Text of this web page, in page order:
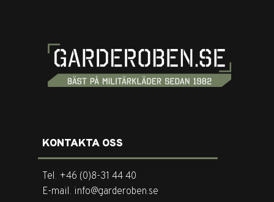
KONTAKTA OSS
Tel. +46 (0)8-31 44 40
E-mail. info@garderoben.se